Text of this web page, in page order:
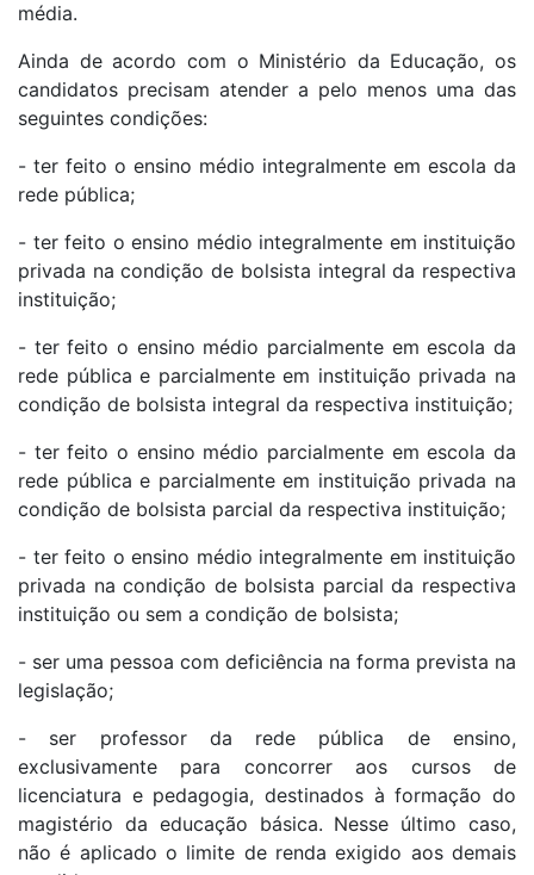
média.
Ainda de acordo com o Ministério da Educação, os
candidatos precisam atender a pelo menos uma das
seguintes condições:
- ter feito o ensino médio integralmente em escola da
rede pública;
- ter feito o ensino médio integralmente em instituição
privada na condição de bolsista integral da respectiva
instituição;
- ter feito o ensino médio parcialmente em escola da
rede pública e parcialmente em instituição privada na
condição de bolsista integral da respectiva instituição;
- ter feito o ensino médio parcialmente em escola da
rede pública e parcialmente em instituição privada na
condição de bolsista parcial da respectiva instituição;
- ter feito o ensino médio integralmente em instituição
privada na condição de bolsista parcial da respectiva
instituição ou sem a condição de bolsista;
- ser uma pessoa com deficiência na forma prevista na
legislação;
- ser professor da rede pública de ensino,
exclusivamente para concorrer aos cursos de
licenciatura e pedagogia, destinados à formação do
magistério da educação básica. Nesse último caso,
não é aplicado o limite de renda exigido aos demais